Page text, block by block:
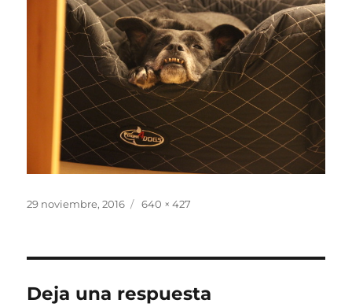
Publicado
29 noviembre, 2016
Tamaño
640 × 427
Deja una respuesta